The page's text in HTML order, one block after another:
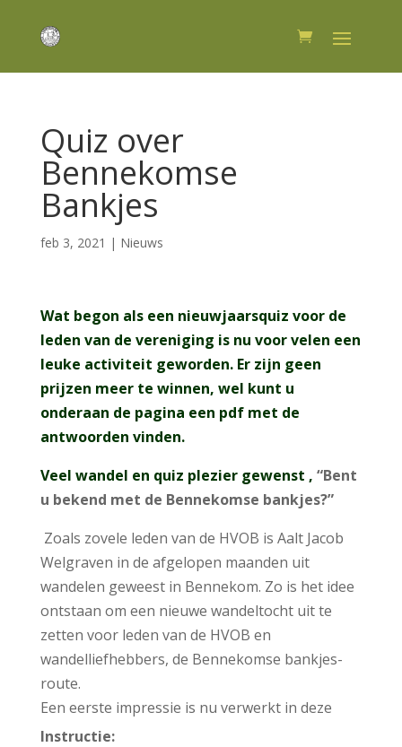
Quiz over
Bennekomse
Bankjes
feb 3, 2021 | Nieuws
Wat begon als een nieuwjaarsquiz voor de
leden van de vereniging is nu voor velen een
leuke activiteit geworden. Er zijn geen
prijzen meer te winnen, wel kunt u
onderaan de pagina een pdf met de
antwoorden vinden.
Veel wandel en quiz plezier gewenst , “Bent
u bekend met de Bennekomse bankjes?”
Zoals zovele leden van de HVOB is Aalt Jacob
Welgraven in de afgelopen maanden uit
wandelen geweest in Bennekom. Zo is het idee
ontstaan om een nieuwe wandeltocht uit te
zetten voor leden van de HVOB en
wandelliefhebbers, de Bennekomse bankjes-
route.
Een eerste impressie is nu verwerkt in deze
quiz.
Instructie: